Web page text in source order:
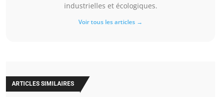
industrielles et écologiques.
Voir tous les articles →
ARTICLES SIMILAIRES